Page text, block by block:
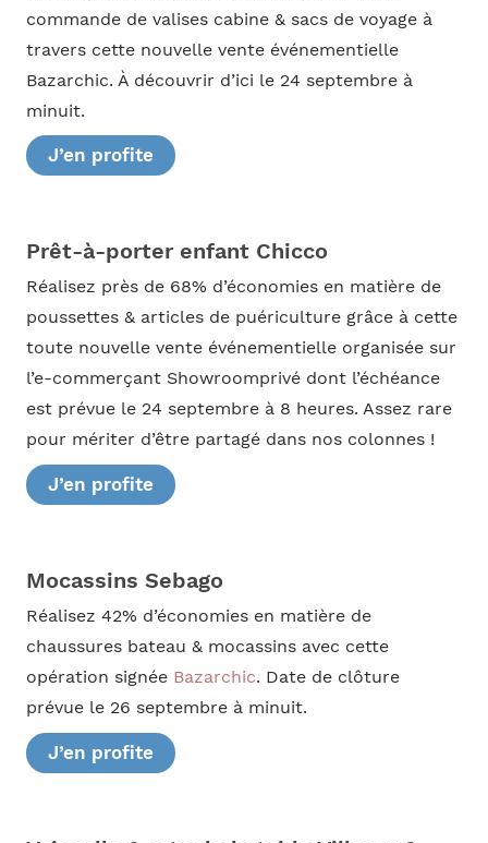
commande de valises cabine & sacs de voyage à
travers cette nouvelle vente événementielle
Bazarchic. À découvrir d’ici le 24 septembre à
minuit.
J’en profite
Prêt-à-porter enfant Chicco
Réalisez près de 68% d’économies en matière de
poussettes & articles de puériculture grâce à cette
toute nouvelle vente événementielle organisée sur
l’e-commerçant Showroomprivé dont l’échéance
est prévue le 24 septembre à 8 heures. Assez rare
pour mériter d’être partagé dans nos colonnes !
J’en profite
Mocassins Sebago
Réalisez 42% d’économies en matière de
chaussures bateau & mocassins avec cette
opération signée Bazarchic. Date de clôture
prévue le 26 septembre à minuit.
J’en profite